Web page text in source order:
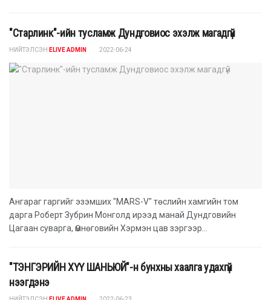
"Старлинк"-ийн тусламж Дундговиос эхэлж магадгүй
НИЙТЭЛСЭН ELIVE ADMIN 2022-06-24
Ангараг гаргийг эзэмших "MARS-V" төслийн хамгийн том
дарга Роберт Зубрин Монголд ирээд манай Дундговийн
Цагаан суварга, Өмнөговийн Хэрмэн цав зэргээр...
"ТЭНГЭРИЙН ХҮҮ ШАНЬЮЙ"-н бунхны хаалга удахгүй
нээгдэнэ